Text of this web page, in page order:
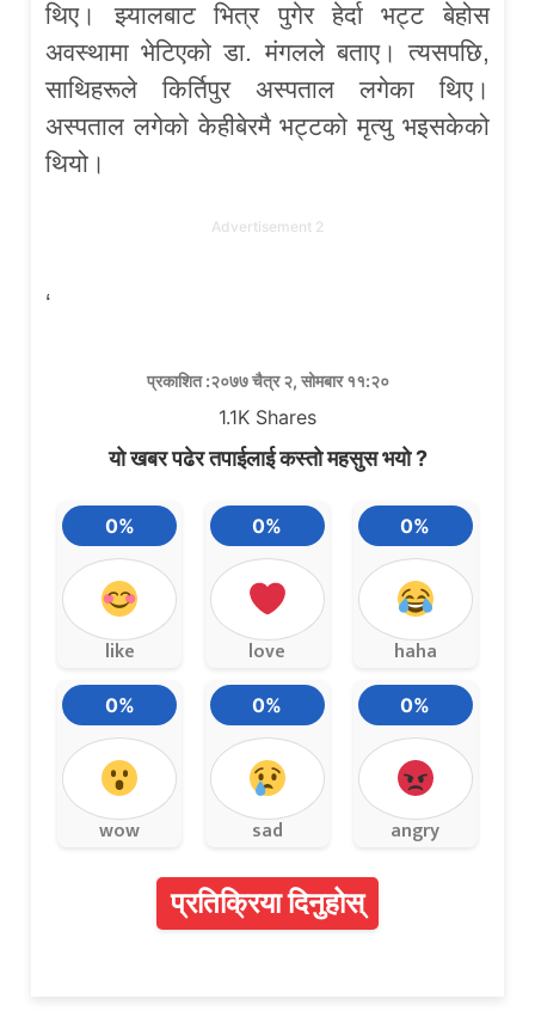
थिए। झ्यालबाट भित्र पुगेर हेर्दा भट्ट बेहोस
अवस्थामा भेटिएको डा. मंगलले बताए। त्यसपछि,
साथिहरूले किर्तिपुर अस्पताल लगेका थिए।
अस्पताल लगेको केहीबेरमै भट्टको मृत्यु भइसकेको
थियो।
Advertisement 2
‘
प्रकाशित :२०७७ चैत्र २, सोमबार ११:२०
1.1K Shares
यो खबर पढेर तपाईलाई कस्तो महसुस भयो ?
0%
like
0%
love
0%
haha
0%
wow
0%
sad
0%
angry
प्रतिक्रिया दिनुहोस्